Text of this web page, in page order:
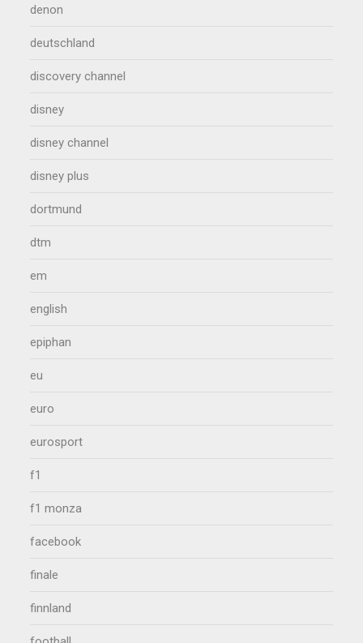
denon
deutschland
discovery channel
disney
disney channel
disney plus
dortmund
dtm
em
english
epiphan
eu
euro
eurosport
f1
f1 monza
facebook
finale
finnland